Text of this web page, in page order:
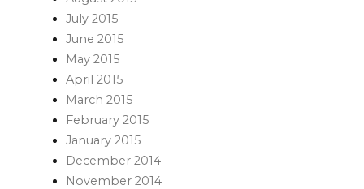
July 2015
June 2015
May 2015
April 2015
March 2015
February 2015
January 2015
December 2014
November 2014